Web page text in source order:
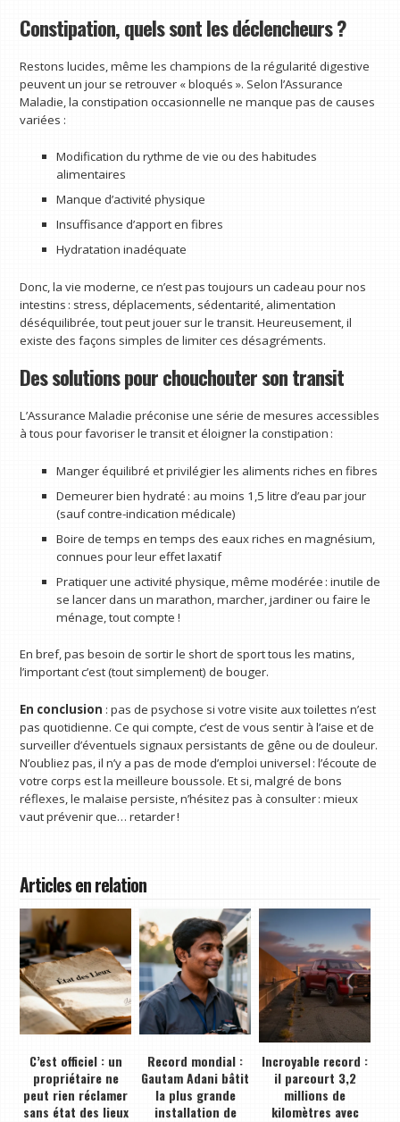
Constipation, quels sont les déclencheurs ?
Restons lucides, même les champions de la régularité digestive
peuvent un jour se retrouver « bloqués ». Selon l’Assurance
Maladie, la constipation occasionnelle ne manque pas de causes
variées :
Modification du rythme de vie ou des habitudes
alimentaires
Manque d’activité physique
Insuffisance d’apport en fibres
Hydratation inadéquate
Donc, la vie moderne, ce n’est pas toujours un cadeau pour nos
intestins : stress, déplacements, sédentarité, alimentation
déséquilibrée, tout peut jouer sur le transit. Heureusement, il
existe des façons simples de limiter ces désagréments.
Des solutions pour chouchouter son transit
L’Assurance Maladie préconise une série de mesures accessibles
à tous pour favoriser le transit et éloigner la constipation :
Manger équilibré et privilégier les aliments riches en fibres
Demeurer bien hydraté : au moins 1,5 litre d’eau par jour
(sauf contre-indication médicale)
Boire de temps en temps des eaux riches en magnésium,
connues pour leur effet laxatif
Pratiquer une activité physique, même modérée : inutile de
se lancer dans un marathon, marcher, jardiner ou faire le
ménage, tout compte !
En bref, pas besoin de sortir le short de sport tous les matins,
l’important c’est (tout simplement) de bouger.
En conclusion : pas de psychose si votre visite aux toilettes n’est
pas quotidienne. Ce qui compte, c’est de vous sentir à l’aise et de
surveiller d’éventuels signaux persistants de gêne ou de douleur.
N’oubliez pas, il n’y a pas de mode d’emploi universel : l’écoute de
votre corps est la meilleure boussole. Et si, malgré de bons
réflexes, le malaise persiste, n’hésitez pas à consulter : mieux
vaut prévenir que… retarder !
Articles en relation
C’est officiel : un
propriétaire ne
peut rien réclamer
sans état des lieux
Record mondial :
Gautam Adani bâtit
la plus grande
installation de
Incroyable record :
il parcourt 3,2
millions de
kilomètres avec